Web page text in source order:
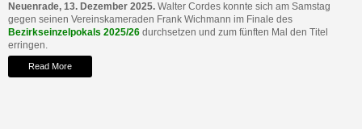
Neuenrade, 13. Dezember 2025. Walter Cordes konnte sich am Samstag
gegen seinen Vereinskameraden Frank Wichmann im Finale des
Bezirkseinzelpokals 2025/26 durchsetzen und zum fünften Mal den Titel
erringen.
Read More